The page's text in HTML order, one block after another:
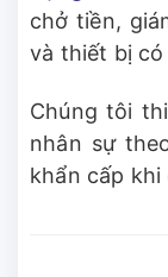
chở tiền,
và thiết bị
Chúng tôi
nhân sự
khẩn cấp